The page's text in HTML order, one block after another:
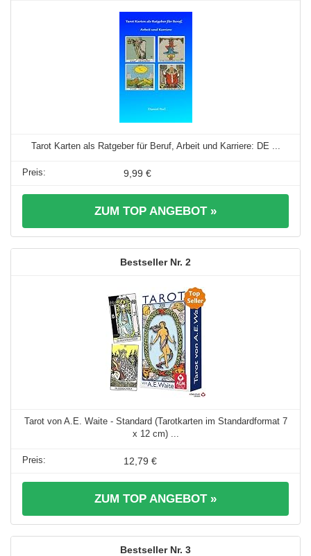
Tarot Karten als Ratgeber für Beruf, Arbeit und Karriere: DE ...
9,99 €
ZUM TOP ANGEBOT »
2
Tarot von A.E. Waite - Standard (Tarotkarten im Standardformat 7
x 12 cm) ...
12,79 €
ZUM TOP ANGEBOT »
3